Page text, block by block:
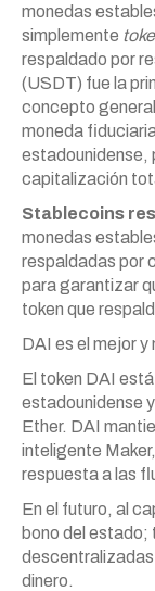
monedas
simplemente
respaldado por
(USDT) fue la
concepto
moneda
estadounidense,
capitalización
Stablecoins
monedas
respaldadas por
para garantizar
token que
DAI es el mejor y
El token DAI
estadounidense
Ether. DAI
inteligente
respuesta a las
En el futuro, al
bono del estado;
descentralizadas
dinero.